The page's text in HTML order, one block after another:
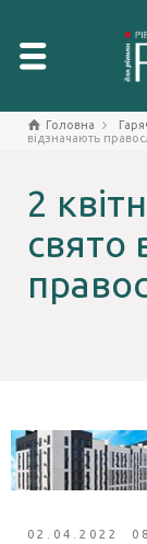
Головна
відзначають
2
свято
02.04.2022